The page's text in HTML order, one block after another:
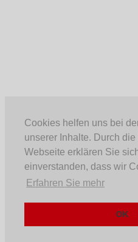
Cookies helfen uns bei
unserer Inhalte. Durch
Webseite erklären Sie
einverstanden, dass wir
Erfahren Sie mehr
OK